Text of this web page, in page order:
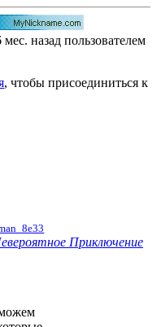
назад пользователем
, чтобы присоединиться к
Приключение